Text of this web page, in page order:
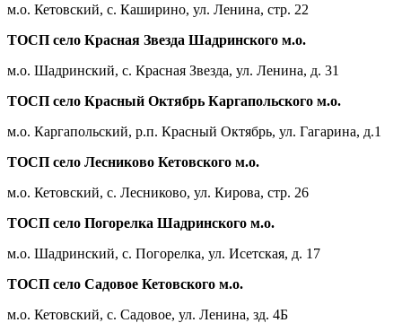
м.о. Кетовский, с. Каширино, ул. Ленина, стр. 22
ТОСП село Красная Звезда Шадринского м.о.
м.о. Шадринский, с. Красная Звезда, ул. Ленина, д. 31
ТОСП село Красный Октябрь Каргапольского м.о.
м.о. Каргапольский, р.п. Красный Октябрь, ул. Гагарина, д.1
ТОСП село Лесниково Кетовского м.о.
м.о. Кетовский, с. Лесниково, ул. Кирова, стр. 26
ТОСП село Погорелка Шадринского м.о.
м.о. Шадринский, с. Погорелка, ул. Исетская, д. 17
ТОСП село Садовое Кетовского м.о.
м.о. Кетовский, с. Садовое, ул. Ленина, зд. 4Б